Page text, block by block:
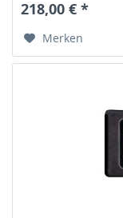
218,00 € *
Merken